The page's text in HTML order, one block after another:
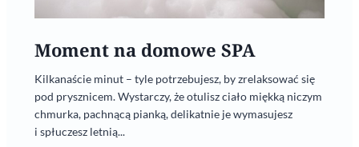
Moment na domowe SPA
Kilkanaście minut – tyle potrzebujesz, by zrelaksować się
pod prysznicem. Wystarczy, że otulisz ciało miękką niczym
chmurka, pachnącą pianką, delikatnie je wymasujesz
i spłuczesz letnią...